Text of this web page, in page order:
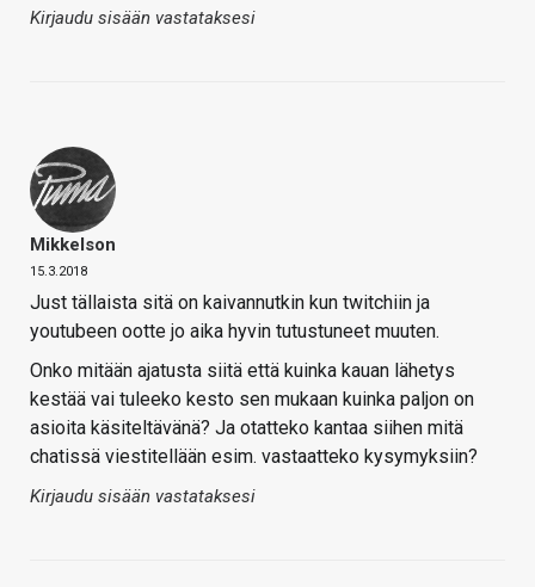
Kirjaudu sisään vastataksesi
Mikkelson
15.3.2018
Just tällaista sitä on kaivannutkin kun twitchiin ja
youtubeen ootte jo aika hyvin tutustuneet muuten.
Onko mitään ajatusta siitä että kuinka kauan lähetys
kestää vai tuleeko kesto sen mukaan kuinka paljon on
asioita käsiteltävänä? Ja otatteko kantaa siihen mitä
chatissä viestitellään esim. vastaatteko kysymyksiin?
Kirjaudu sisään vastataksesi